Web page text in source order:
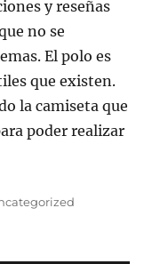
y reseñas
no se
El polo es
que existen.
la camiseta que
poder realizar